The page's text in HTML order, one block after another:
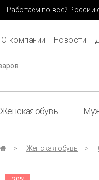
Работаем по всей России
О компании Новости
Женская обувь
Женская обувь